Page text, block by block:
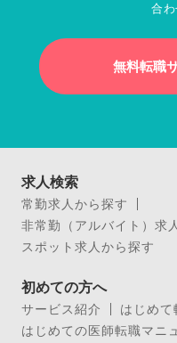
合わ
無料転職
求人検索
常勤求人から探す
非常勤（アルバイト）求
スポット求人から探す
初めての方へ
サービス紹介
はじめ
はじめての医師転職マニ